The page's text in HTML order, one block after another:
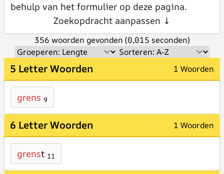
behulp van het formulier op deze pagina.
Zoekopdracht aanpassen ↓
356 woorden gevonden (0,015 seconden)
5 Letter Woorden 1 Woorden
grens 9
6 Letter Woorden 1 Woorden
grenst 11